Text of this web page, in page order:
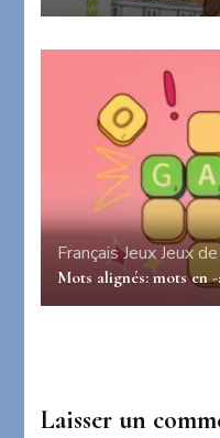
FrançaisJeux Jeux
Mots alignés: mots en
Laisser un